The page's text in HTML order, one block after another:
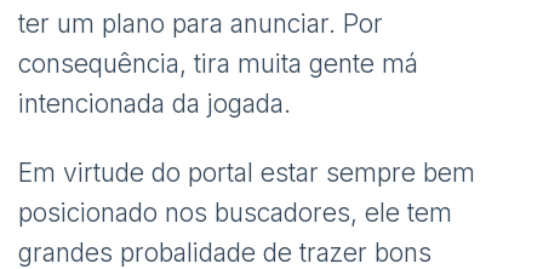
ter um plano para anunciar. Por
consequência, tira muita gente má
intencionada da jogada.
Em virtude do portal estar sempre bem
posicionado nos buscadores, ele tem
grandes probalidade de trazer bons